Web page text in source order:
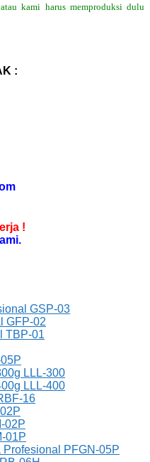
kami harus memproduksi dulu
:
!
GSP-03
GFP-02
TBP-01
LLL-300
LLL-400
16
02P
01P
PFGN-05P